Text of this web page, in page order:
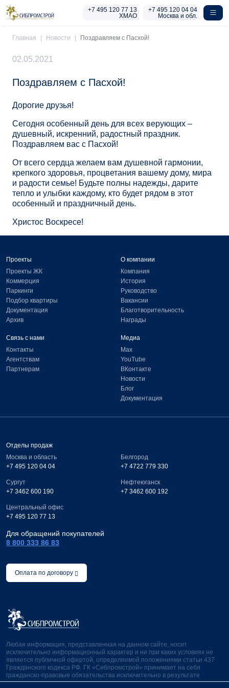
Перейти к основному содержанию
+7 495 120 77 13
ХМАО
+7 495 120 04 04
Москва и обл.
Главная Новости Поздравляем с Пасхой!
02.05.2021
Поздравляем с Пасхой!
Дорогие друзья!
Сегодня особенный день для всех верующих –
душевный, искренний, радостный праздник.
Поздравляем вас с Пасхой!
От всего сердца желаем вам душевной гармонии,
крепкого здоровья, процветания вашему дому, мира
и радости семье! Будьте полны надежды, дарите
тепло и улыбки каждому, кто будет рядом в этот
особенный и праздничный день.
Христос Воскресе!
Проекты
Проекты ЖК
Коммерция
Паркинги
Подбор квартиры
Документация
Архив
О компании
Компания
История
Руководство
Вакансии
Благотворительность
Награды
Связь с нами
Контакты
Агентствам
Партнерам
Медиа
Max
YouTube
ВКонтакте
Новости
Блог
Документация
Отделы продаж
Москва и область
+7 495 120 04 04
Белгород
+7 4722 779 330
Сургут
+7 3462 600 190
Нефтеюганск
+7 3462 600 192
Центральный офис
+7 495 120 77 13
Для обращений покупателей
8 800 333 86 83
Оплата по договору
Любая информация, представленная на данном сайте, носит
исключительно информационный характер и ни при каких условиях не
является публичной офертой, определяемой положениями статьи 437
Гражданского кодекса РФ. ГК «Сибпромстрой» принимает на себя
гражданско-правовые обязательства исключительно в результате
отдельно и специально совершенных сделок.